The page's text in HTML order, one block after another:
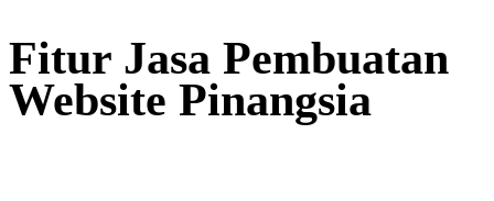
Fitur Jasa Pembuatan
Website Pinangsia